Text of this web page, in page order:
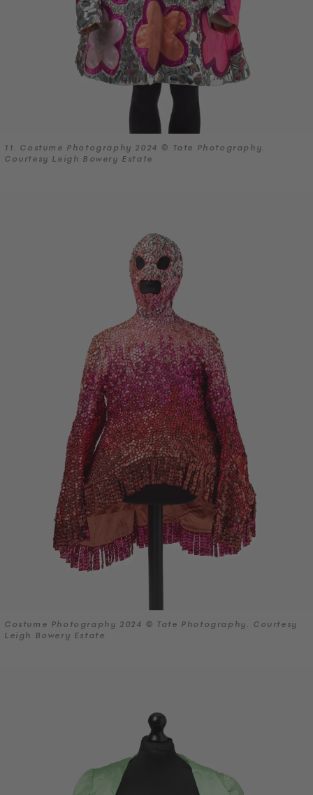
11. Costume Photography 2024 © Tate Photography.
Courtesy Leigh Bowery Estate
Costume Photography 2024 © Tate Photography. Courtesy
Leigh Bowery Estate.